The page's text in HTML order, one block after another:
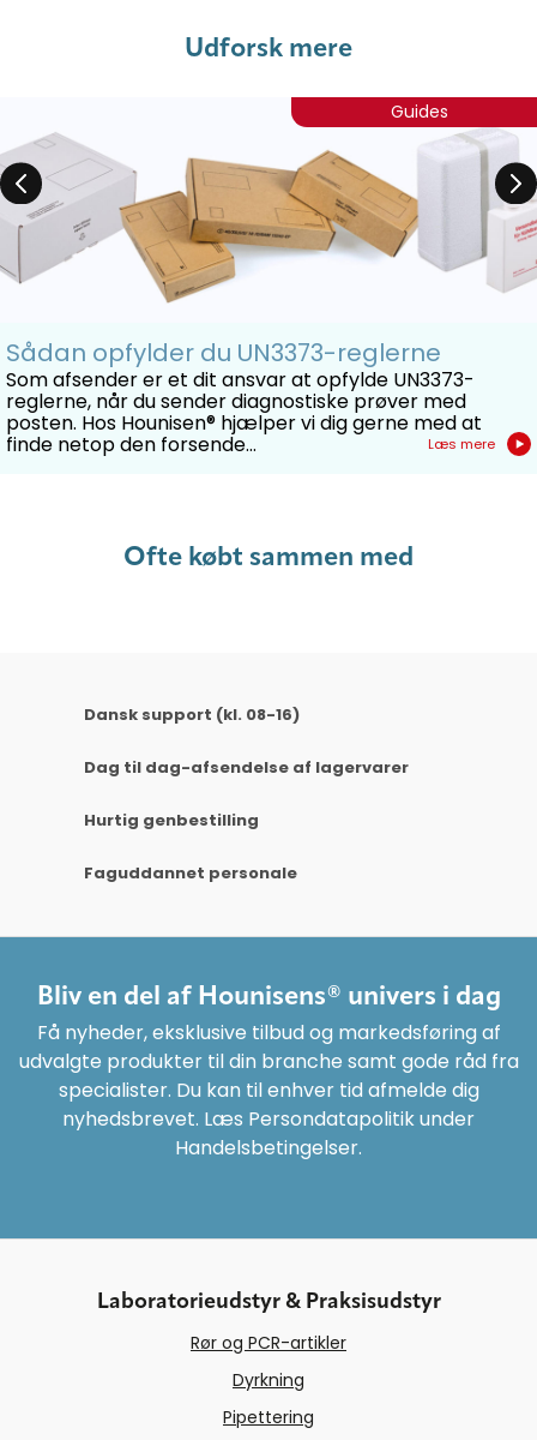
Udforsk mere
Guides
Sådan opfylder du UN3373-reglerne
Som afsender er et dit ansvar at opfylde UN3373-
reglerne, når du sender diagnostiske prøver med
posten. Hos Hounisen® hjælper vi dig gerne med at
finde netop den forsende... Læs mere
Ofte købt sammen med
Dansk support (kl. 08-16)
Dag til dag-afsendelse af lagervarer
Hurtig genbestilling
Faguddannet personale
Bliv en del af Hounisens® univers i dag
Få nyheder, eksklusive tilbud og markedsføring af
udvalgte produkter til din branche samt gode råd fra
specialister. Du kan til enhver tid afmelde dig
nyhedsbrevet. Læs Persondatapolitik under
Handelsbetingelser.
Laboratorieudstyr & Praksisudstyr
Rør og PCR-artikler
Dyrkning
Pipettering